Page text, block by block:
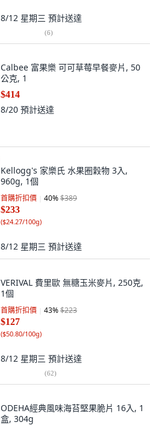
8/12 星期三 預計送達
(6)
Calbee 富果樂 可可草莓早餐麥片, 50
公克, 1
$414
8/20 預計送達
Kellogg's 家樂氏 水果圈穀物 3入,
960g, 1個
首購折扣價 40%$389
$233
($24.27/100g)
8/12 星期三 預計送達
VERIVAL 費里歐 無糖玉米麥片, 250克,
1個
首購折扣價 43%$223
$127
($50.80/100g)
8/12 星期三 預計送達
(62)
ODEHA經典風味海苔堅果脆片 16入, 1
盒, 304g